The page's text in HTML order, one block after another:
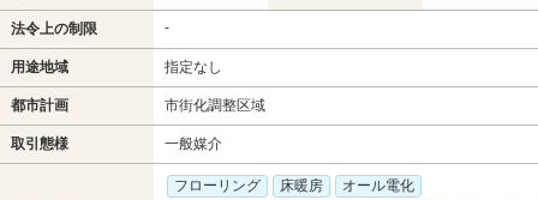
法令上の制限 -
用途地域 指定なし
都市計画 市街化調整区域
取引態様 一般媒介
フローリング 床暖房
オール電化